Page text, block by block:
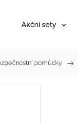
Akční sety
pomůcky /